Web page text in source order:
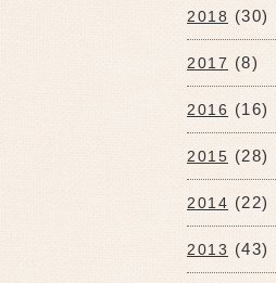
2018 (30)
2017 (8)
2016 (16)
2015 (28)
2014 (22)
2013 (43)